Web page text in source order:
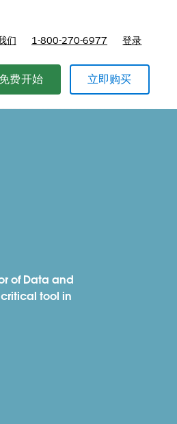
们 1-800-270-6977 登录
免费开始 立即购买
of Data and
tool in